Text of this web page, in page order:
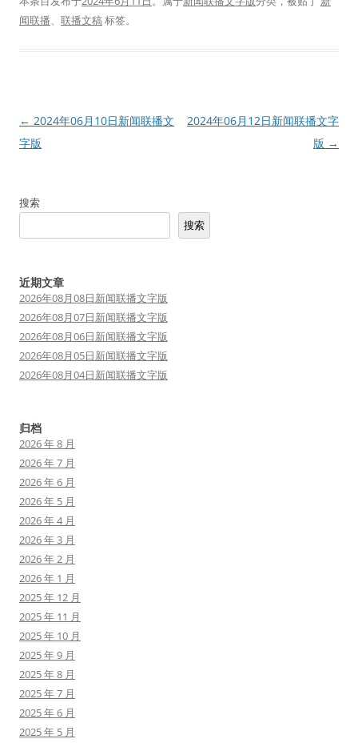
闻联播、 联播文稿标签。
文
章
← 2024年06月10日新闻联播文
字版
2024年06月12日新闻联播文字
版 →
搜索
搜索
近期文章
2026年08月08日新闻联播文字版
2026年08月07日新闻联播文字版
2026年08月06日新闻联播文字版
2026年08月05日新闻联播文字版
2026年08月04日新闻联播文字版
归档
2026 年 8 月
2026 年 7 月
2026 年 6 月
2026 年 5 月
2026 年 4 月
2026 年 3 月
2026 年 2 月
2026 年 1 月
2025 年 12 月
2025 年 11 月
2025 年 10 月
2025 年 9 月
2025 年 8 月
2025 年 7 月
2025 年 6 月
2025 年 5 月